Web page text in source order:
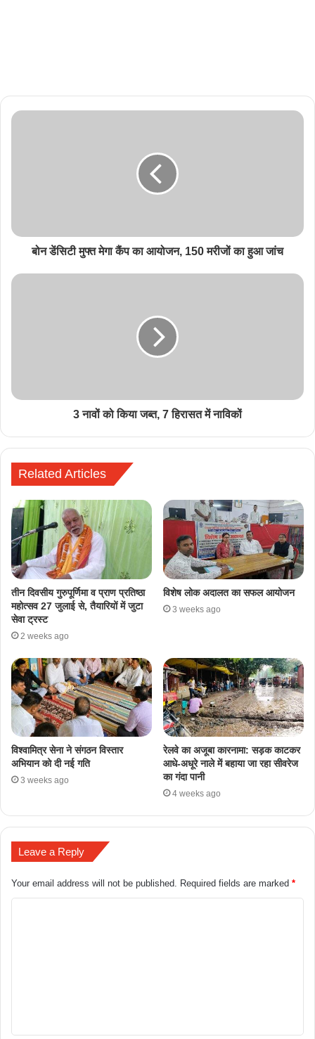
बोन डेंसिटी मुफ्त मेगा कैंप का आयोजन, 150 मरीजों का हुआ जांच
3 नावों को किया जब्त, 7 हिरासत में नाविकों
Related Articles
तीन दिवसीय गुरुपूर्णिमा व प्राण प्रतिष्ठा
महोत्सव 27 जुलाई से, तैयारियों में जुटा
सेवा ट्रस्ट
2 weeks ago
विशेष लोक अदालत का सफल आयोजन
3 weeks ago
​विश्वामित्र सेना ने संगठन विस्तार
अभियान को दी नई गति
3 weeks ago
रेलवे का अजूबा कारनामा: सड़क काटकर
आधे-अधूरे नाले में बहाया जा रहा सीवरेज
का गंदा पानी
4 weeks ago
Leave a Reply
Your email address will not be published. Required fields are marked *